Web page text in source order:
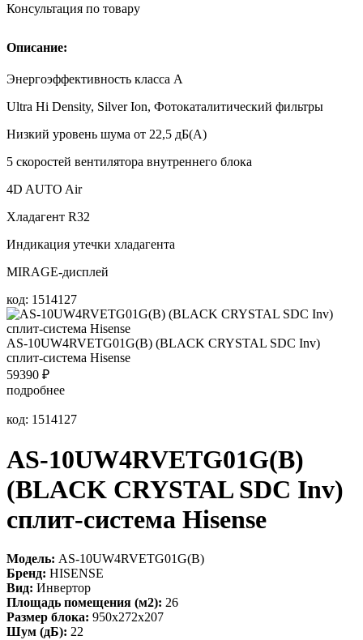
Консультация по товару
Описание:
Энергоэффективность класса А
Ultra Hi Density, Silver Ion, Фотокаталитический фильтры
Низкий уровень шума от 22,5 дБ(А)
5 скоростей вентилятора внутреннего блока
4D AUTO Air
Хладагент R32
Индикация утечки хладагента
MIRAGE-дисплей
код: 1514127
AS-10UW4RVETG01G(B) (BLACK CRYSTAL SDC Inv)
сплит-система Hisense
59390 ₽
подробнее
код: 1514127
AS-10UW4RVETG01G(B)
(BLACK CRYSTAL SDC Inv)
сплит-система Hisense
Модель: AS-10UW4RVETG01G(B)
Бренд: HISENSE
Вид: Инвертор
Площадь помещения (м2): 26
Размер блока: 950х272х207
Шум (дБ): 22